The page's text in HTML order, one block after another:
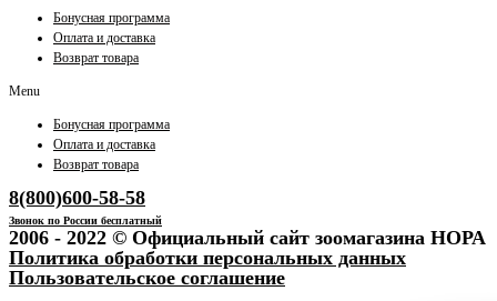
Бонусная программа
Оплата и доставка
Возврат товара
Menu
Бонусная программа
Оплата и доставка
Возврат товара
8(800)600-58-58
Звонок по России бесплатный
2006 - 2022 © Официальный сайт зоомагазина НОРА
Политика обработки персональных данных
Пользовательское соглашение